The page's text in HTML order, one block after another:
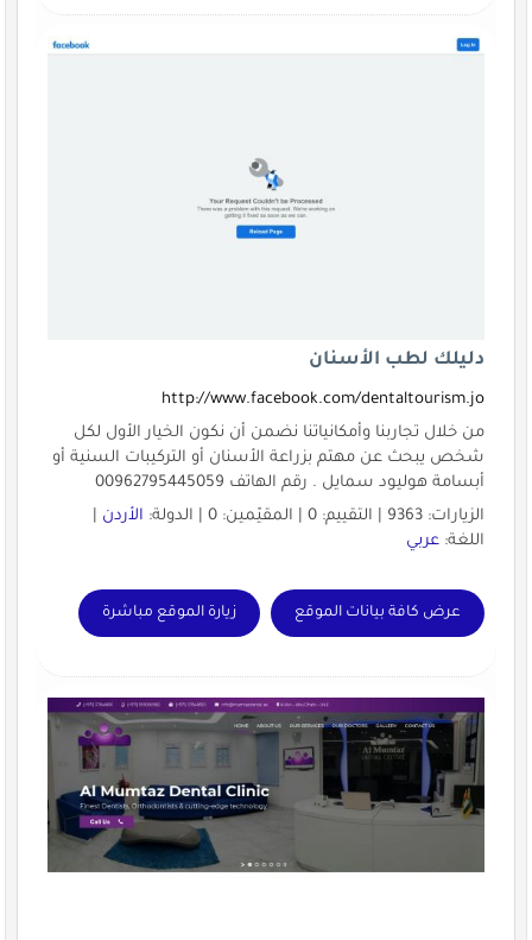
دليلك لطب الأسنان
http://www.facebook.com/dentaltourism.jo
من خلال تجاربنا وأمكانياتنا نضمن أن نكون الخيار الأول لكل
شخص يبحث عن مهتم بزراعة الأسنان أو التركيبات السنية أو
أبسامة هوليود سمايل . رقم الهاتف 00962795445059
الزيارات: 9363 | التقييم: 0 | المقيّمين: 0 | الدولة:
الأردن|
اللغة: عربي
عرض كافة بيانات الموقع زيارة الموقع مباشرة